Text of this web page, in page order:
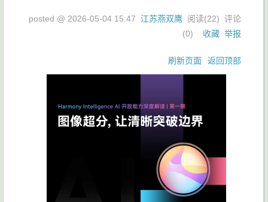
posted @ 2026-05-04 15:47 江苏燕双鹰 阅读(22) 评论
(0) 收藏 举报
刷新页面 返回顶部